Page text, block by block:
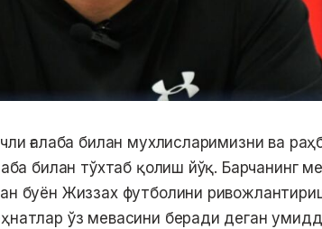
ғалаба билан мухлисларимизни ва
билан тўхтаб қолиш йўқ. Барчанинг
буён Жиззах футболини
ўз мевасини беради деган